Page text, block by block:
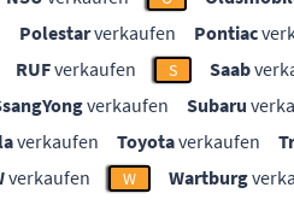
Polestarverkaufen Pontiac
RUFverkaufen S Saab
verkaufen Subaru
verkaufen Toyotaverkaufen
verkaufen W Wartburg